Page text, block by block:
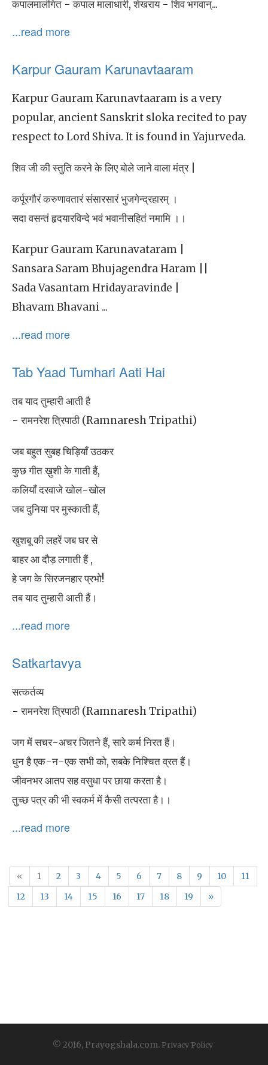
कपालमालंगित - कपाल मालाधारी, शेखराय - शिव भगवान्...
...read more
Karpur Gauram Karunavtaaram
Karpur Gauram Karunavtaaram is a very
popular, ancient Sanskrit sloka recited to pay
respect to Lord Shiva. It is found in Yajurveda.
शिव जी की स्तुति करने के लिए बोले जाने वाला मंत्र |
कर्पूरगौरं करुणावतारं संसारसारं भुजगेन्द्रहारम् ।
सदा वसन्तं हृदयारविन्दे भवं भवानीसहितं नमामि ।।
Karpur Gauram Karunavataram |
Sansara Saram Bhujagendra Haram ||
Sada Vasantam Hridayaravinde |
Bhavam Bhavani ...
...read more
Tab Yaad Tumhari Aati Hai
तब याद तुम्हारी आती है
- रामनरेश त्रिपाठी (Ramnaresh Tripathi)
जब बहुत सुबह चिड़ियाँ उठकर
कुछ गीत ख़ुशी के गाती हैं,
कलियाँ दरवाजे खोल-खोल
जब दुनिया पर मुस्काती हैं,
खुशबू की लहरें जब घर से
बाहर आ दौड़ लगाती हैं ,
हे जग के सिरजनहार प्रभो!
तब याद तुम्हारी आती हैं।
...read more
Satkartavya
सत्कर्तव्य
- रामनरेश त्रिपाठी (Ramnaresh Tripathi)
जग में सचर-अचर जितने हैं, सारे कर्म निरत हैं।
धुन है एक-न-एक सभी को, सबके निश्चित व्रत हैं।
जीवनभर आतप सह वसुधा पर छाया करता है।
तुच्छ पत्र की भी स्वकर्म में कैसी तत्परता है।।
...read more
« 1 2 3 4 5 6 7 8 9 10
11
12
13 14 15 16 17 18 19 »
© 2016, Prayogshala.com. Privacy Policy